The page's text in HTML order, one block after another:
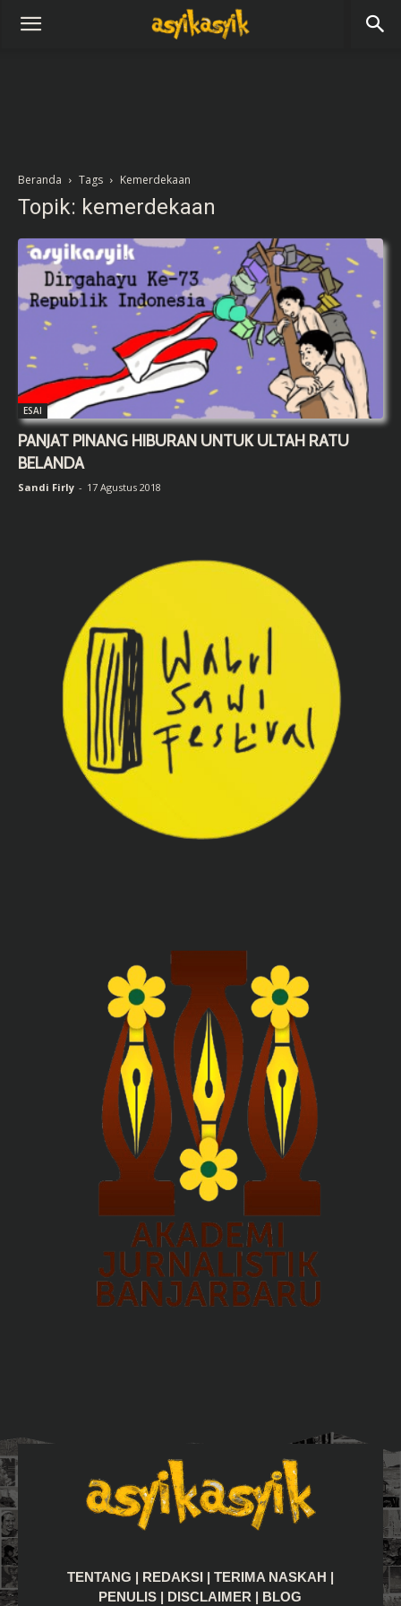
Beranda Tags Kemerdekaan
Topik: kemerdekaan
ESAI
PANJAT PINANG HIBURAN UNTUK ULTAH RATU
BELANDA
Sandi Firly - 17 Agustus 2018
TENTANG REDAKSI TERIMA NASKAH
PENULIS
DISCLAIMER BLOG